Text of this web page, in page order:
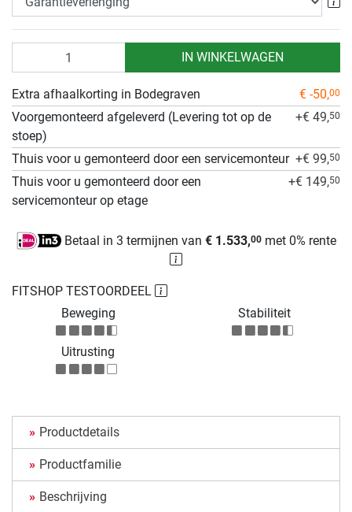
IN WINKELWAGEN
FITSHOP TESTOORDEEL
Beweging
Stabiliteit
Uitrusting
Extra afhaalkorting in Bodegraven € -50,00
Voorgemonteerd afgeleverd (Levering tot op de
stoep)
+€ 49,50
Thuis voor u gemonteerd door een servicemonteur +€ 99,50
Thuis voor u gemonteerd door een
servicemonteur op etage
+€ 149,50
Betaal in 3 termijnen van € 1.533,00 met 0% rente
Productdetails
Productfamilie
Beschrijving